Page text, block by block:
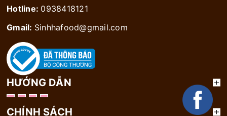
Hotline: 0938418121
Gmail: Sinhhafood@gmail.com
HƯỚNG DẪN
CHÍNH SÁCH